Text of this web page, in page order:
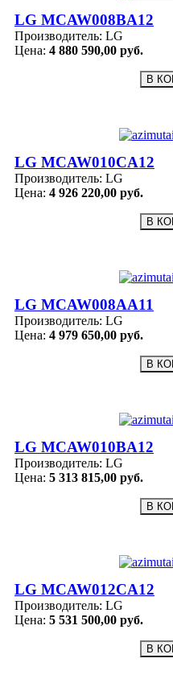
LG MCAW008BA12
Производитель: LG
Цена: 4 880 590,00 руб.
LG MCAW010CA12
Производитель: LG
Цена: 4 926 220,00 руб.
LG MCAW008AA11
Производитель: LG
Цена: 4 979 650,00 руб.
LG MCAW010BA12
Производитель: LG
Цена: 5 313 815,00 руб.
LG MCAW012CA12
Производитель: LG
Цена: 5 531 500,00 руб.